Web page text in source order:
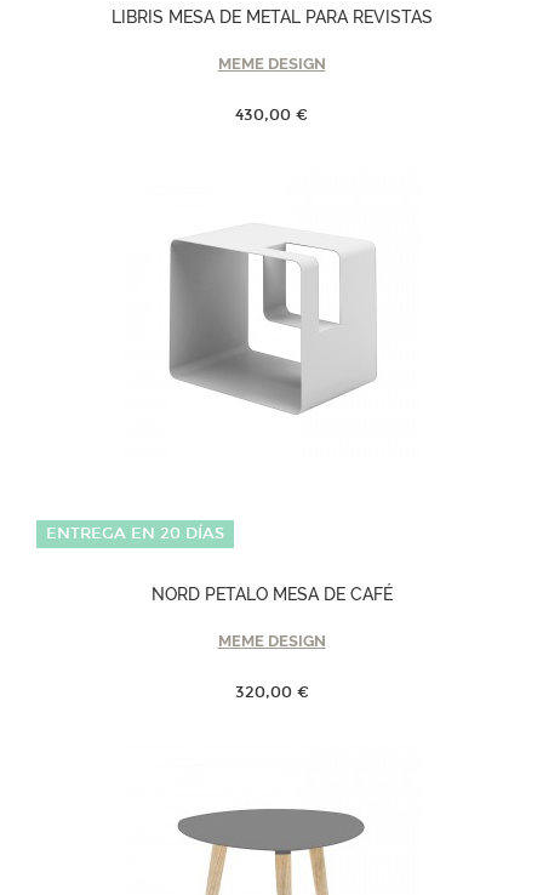
LIBRIS MESA DE METAL PARA REVISTAS
MEME DESIGN
430,00 €
ENTREGA EN 20 DÍAS
NORD PETALO MESA DE CAFÉ
MEME DESIGN
320,00 €